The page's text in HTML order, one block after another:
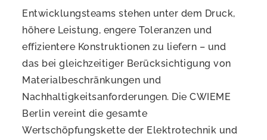
Entwicklungsteams stehen unter dem Druck,
höhere Leistung, engere Toleranzen und
effizientere Konstruktionen zu liefern – und
das bei gleichzeitiger Berücksichtigung von
Materialbeschränkungen und
Nachhaltigkeitsanforderungen. Die CWIEME
Berlin vereint die gesamte
Wertschöpfungskette der Elektrotechnik und